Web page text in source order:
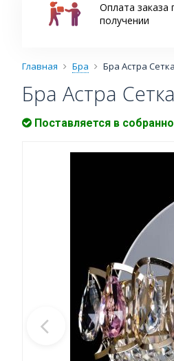
Оплата заказа
получении
Главная Бра Бра Астра
Бра Астра
Поставляется в